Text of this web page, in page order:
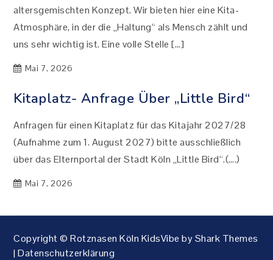
altersgemischten Konzept. Wir bieten hier eine Kita-
Atmosphäre, in der die „Haltung“ als Mensch zählt und
uns sehr wichtig ist. Eine volle Stelle […]
Mai 7, 2026
Kitaplatz- Anfrage Über „Little Bird“
Anfragen für einen Kitaplatz für das Kitajahr 2027/28
(Aufnahme zum 1. August 2027) bitte ausschließlich
über das Elternportal der Stadt Köln „Little Bird“.(….)
Mai 7, 2026
Copyright © Rotznasen Köln KidsVibe byShark Themes
|Datenschutzerklärung